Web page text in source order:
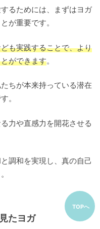
るためには、まずはヨガ
が重要です。
も実践することで、より
ができます。
ちが本来持っている潜在
。
力や直感力を開花させる
調和を実現し、真の自己
たヨガ
TOPへ